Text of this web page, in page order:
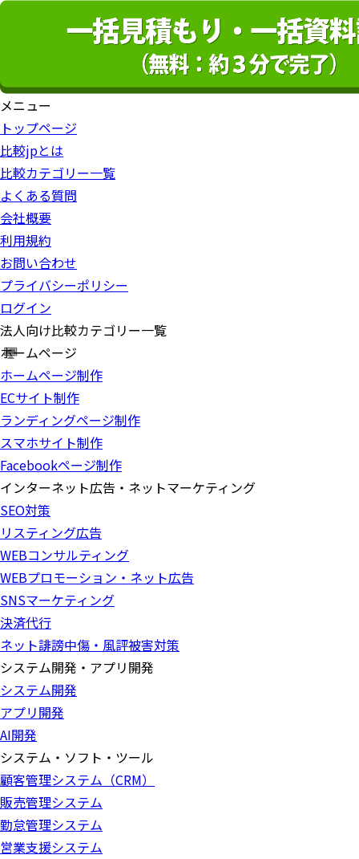
メニュー
トップページ
比較jpとは
比較カテゴリー一覧
よくある質問
会社概要
利用規約
お問い合わせ
プライバシーポリシー
ログイン
法人向け比較カテゴリー一覧
ホームページ
ホームページ制作
ECサイト制作
ランディングページ制作
スマホサイト制作
Facebookページ制作
インターネット広告・ネットマーケティング
SEO対策
リスティング広告
WEBコンサルティング
WEBプロモーション・ネット広告
SNSマーケティング
決済代行
ネット誹謗中傷・風評被害対策
システム開発・アプリ開発
システム開発
アプリ開発
AI開発
システム・ソフト・ツール
顧客管理システム（CRM）
販売管理システム
勤怠管理システム
営業支援システム